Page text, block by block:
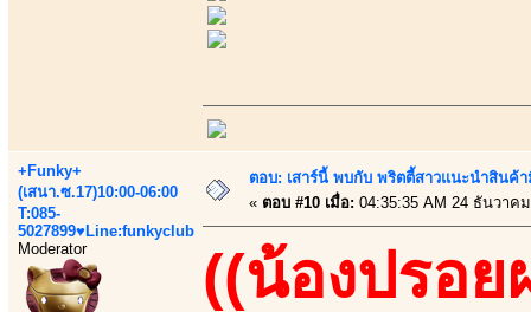
+Funky+
(เสนา.ซ.17)10:00-06:00
T:085-
5027899♥Line:funkyclub
Moderator
ตอบ: เสาร์นี้ พบกับ พริตตี้สาวแนะนำสินค้
« ตอบ #10 เมื่อ: 04:35:35 AM 24 ธันวาค
((น้องปรอย